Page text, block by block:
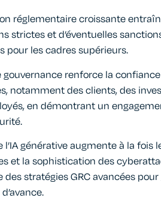
réglementaire croissante
strictes et d’éventuelles
pour les cadres supérieurs.
gouvernance renforce la
notamment des clients, des
en démontrant un
l’IA générative augmente à la fois
et la sophistication des
des stratégies GRC avancées